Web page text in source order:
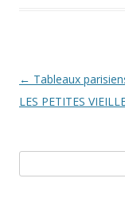
Navigation
des
← Tableaux
LES PETITES